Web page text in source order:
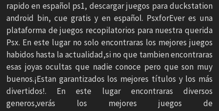
rapido en español ps1, descargar juegos para duckstation
android bin, cue gratis y en español. PsxforEver es una
plataforma de juegos recopilatorios para nuestra querida
Psx. En este lugar no solo encontraras los mejores juegos
habidos hasta la actualidad,si no que tambien encontraras
esas joyas ocultas que nadie conoce pero que son muy
buenos.¡Estan garantizados los mejores títulos y los más
divertidos!. En este lugar encontraras diversos
generos,verás los mejores juegos de